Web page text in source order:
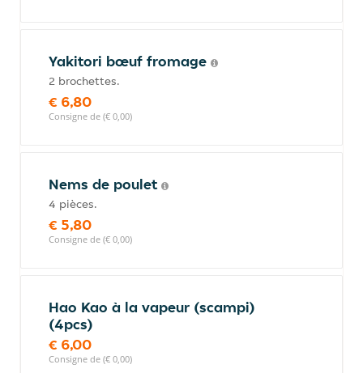
Yakitori bœuf fromage
2 brochettes.
€ 6,80
Consigne de (€ 0,00)
Nems de poulet
4 pièces.
€ 5,80
Consigne de (€ 0,00)
Hao Kao à la vapeur (scampi)
(4pcs)
€ 6,00
Consigne de (€ 0,00)